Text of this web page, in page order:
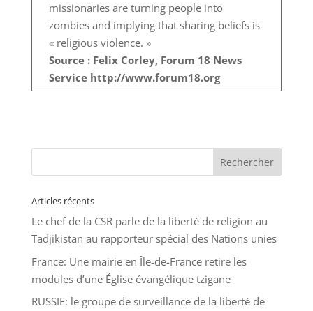
missionaries are turning people into
zombies and implying that sharing beliefs is
« religious violence. »
Source : Felix Corley, Forum 18 News
Service http://www.forum18.org
Articles récents
Le chef de la CSR parle de la liberté de religion au
Tadjikistan au rapporteur spécial des Nations unies
France: Une mairie en Île-de-France retire les
modules d’une Église évangélique tzigane
RUSSIE: le groupe de surveillance de la liberté de